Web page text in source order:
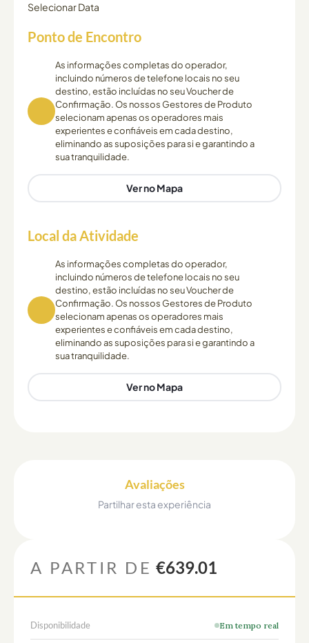
Selecionar Data
Ponto de Encontro
As informações completas do operador,
incluindo números de telefone locais no seu
destino, estão incluídas no seu Voucher de
Confirmação. Os nossos Gestores de Produto
selecionam apenas os operadores mais
experientes e confiáveis em cada destino,
eliminando as suposições para si e garantindo a
sua tranquilidade.
Ver no Mapa
Local da Atividade
As informações completas do operador,
incluindo números de telefone locais no seu
destino, estão incluídas no seu Voucher de
Confirmação. Os nossos Gestores de Produto
selecionam apenas os operadores mais
experientes e confiáveis em cada destino,
eliminando as suposições para si e garantindo a
sua tranquilidade.
Ver no Mapa
Avaliações
Partilhar esta experiência
A PARTIR DE €639.01
Disponibilidade Em tempo real